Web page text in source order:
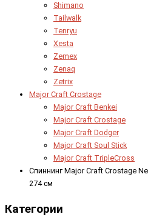
Shimano
Tailwalk
Tenryu
Xesta
Zemex
Zenaq
Zetrix
Major Craft Crostage
Major Craft Benkei
Major Craft Crostage
Major Craft Dodger
Major Craft Soul Stick
Major Craft TripleCross
Спиннинг Major Craft Crostage
274 см
Категории